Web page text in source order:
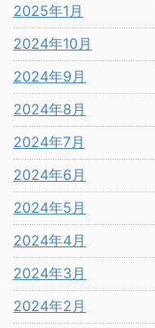
2025年1月
2024年10月
2024年9月
2024年8月
2024年7月
2024年6月
2024年5月
2024年4月
2024年3月
2024年2月